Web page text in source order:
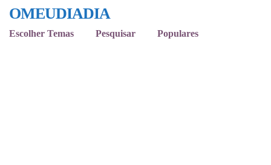
OMEUDIADIA
Escolher Temas Pesquisar Populares